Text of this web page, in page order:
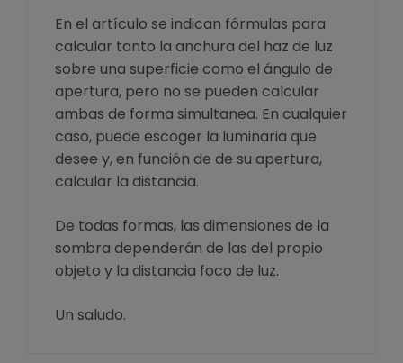
En el artículo se indican fórmulas para
calcular tanto la anchura del haz de luz
sobre una superficie como el ángulo de
apertura, pero no se pueden calcular
ambas de forma simultanea. En cualquier
caso, puede escoger la luminaria que
desee y, en función de de su apertura,
calcular la distancia.
De todas formas, las dimensiones de la
sombra dependerán de las del propio
objeto y la distancia foco de luz.
Un saludo.